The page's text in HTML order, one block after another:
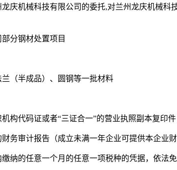
龙庆机械科技有限公司 的委托,对兰州龙庆机械科
分钢材处置项目
（半成品）、圆钢等一批材料
机构代码证或者“三证合一”的营业执照副本复印件
务审计报告（成立未满一年企业可提供本企业
纳的任意一个月的任意一项税种的凭据，依法